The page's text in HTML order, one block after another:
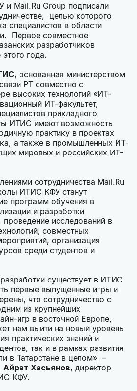
Mail.Ru Group подписали
целью которого
специалистов в области
Первое совместное
разработчиков
этого года.
, основанная министерством
РТ совместно с
высоких технологий «ИТ-
ИТ-факультет,
прикладного
ИТИС имеют возможность
практику в проектах
а также в промышленных ИТ-
мировых и российских ИТ-
сотрудничества Mail.Ru
ИТИС КФУ станут
программ обучения в
и разработки
исследований в
совместных
организация
среди студентов и
существует в ИТИС
первые выпущенные игры и
что сотрудничество с
из крупнейших
игр в восточной Европе,
нам выйти на новый уровень
практических знаний и
так и в рамках развития
в Татарстане в целом», –
Айрат Хасьянов, директор
КФУ.